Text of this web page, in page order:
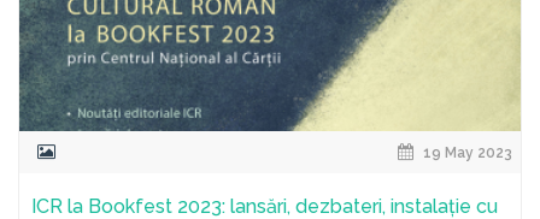
19 May 2023
ICR la Bookfest 2023: lansări, dezbateri, instalație cu